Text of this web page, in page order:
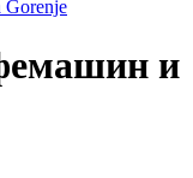
и